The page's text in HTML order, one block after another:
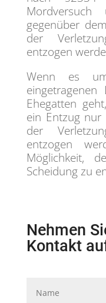
gegenüber
der
entzogen
Wenn es
Ehegatten
ein Entzug
der
entzogen
Möglichkeit,
Scheidung zu
Nehmen
Kontakt